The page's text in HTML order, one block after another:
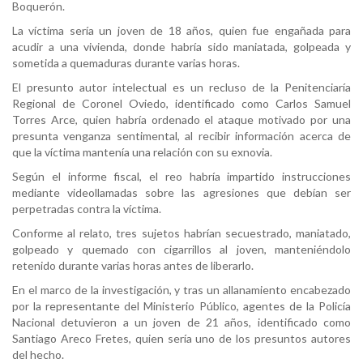
Boquerón.
La víctima sería un joven de 18 años, quien fue engañada para
acudir a una vivienda, donde habría sido maniatada, golpeada y
sometida a quemaduras durante varias horas.
El presunto autor intelectual es un recluso de la Penitenciaría
Regional de Coronel Oviedo, identificado como Carlos Samuel
Torres Arce, quien habría ordenado el ataque motivado por una
presunta venganza sentimental, al recibir información acerca de
que la víctima mantenía una relación con su exnovia.
Según el informe fiscal, el reo habría impartido instrucciones
mediante videollamadas sobre las agresiones que debían ser
perpetradas contra la víctima.
Conforme al relato, tres sujetos habrían secuestrado, maniatado,
golpeado y quemado con cigarrillos al joven, manteniéndolo
retenido durante varias horas antes de liberarlo.
En el marco de la investigación, y tras un allanamiento encabezado
por la representante del Ministerio Público, agentes de la Policía
Nacional detuvieron a un joven de 21 años, identificado como
Santiago Areco Fretes, quien sería uno de los presuntos autores
del hecho.